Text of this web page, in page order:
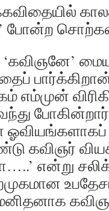
போன்ற
எம்முன்
கவிஞர்
என்று